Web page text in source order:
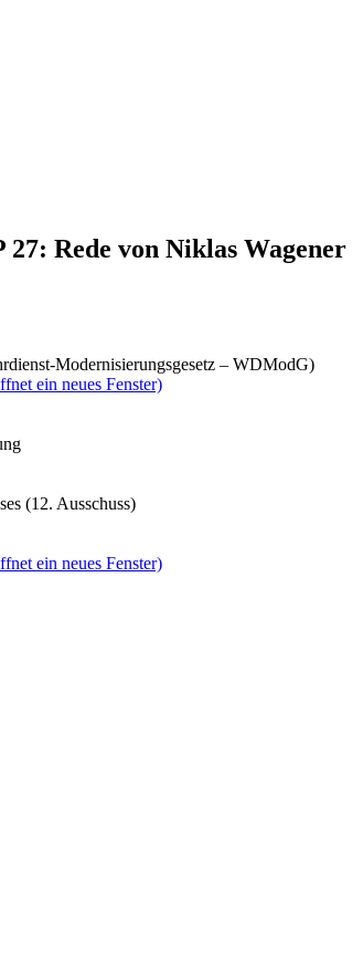
27: Rede von Niklas Wagener
Modernisierungsgesetz – WDModG)
ein neues Fenster)
(12. Ausschuss)
ein neues Fenster)